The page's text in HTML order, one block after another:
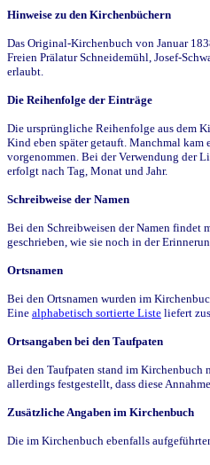
Hinweise zu den Kirchenbüchern
Das Original-Kirchenbuch von Januar
Freien Prälatur Schneidemühl, Josef-
erlaubt.
Die Reihenfolge der Einträge
Die ursprüngliche Reihenfolge aus dem
Kind eben später getauft. Manchmal kam
vorgenommen. Bei der Verwendung der
erfolgt nach Tag, Monat und Jahr.
Schreibweise der Namen
Bei den Schreibweisen der Namen findet
geschrieben, wie sie noch in der
Ortsnamen
Bei den Ortsnamen wurden im
Eine alphabetisch sortierte Liste liefert
Ortsangaben bei den Taufpaten
Bei den Taufpaten stand im Kirchenbuch
allerdings festgestellt, dass diese
Zusätzliche Angaben im Kirchenbuch
Die im Kirchenbuch ebenfalls